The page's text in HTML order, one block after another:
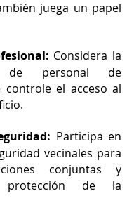
juega un papel
Considera la
de personal de
controle el acceso al
Participa en
vecinales para
conjuntas y
de la